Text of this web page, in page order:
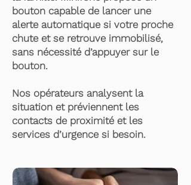
bouton capable de lancer une
alerte automatique si votre proche
chute et se retrouve immobilisé,
sans nécessité d’appuyer sur le
bouton.
Nos opérateurs analysent la
situation et préviennent les
contacts de proximité et les
services d’urgence si besoin.